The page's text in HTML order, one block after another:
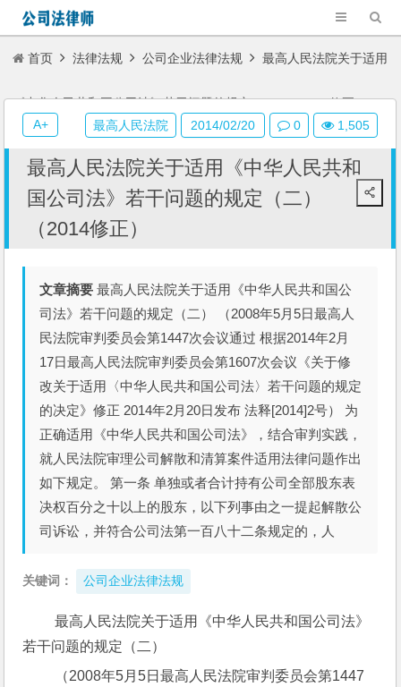
首页 法律法规 公司企业法律法规 最高人民法院关于适用
《中华人民共和国公司法》若干问题的规定（二）（2014修正）
最高人民法院关于适用《中华人民共和
国公司法》若干问题的规定（二）
（2014修正）
文章摘要 最高人民法院关于适用《中华人民共和国公
司法》若干问题的规定（二） （2008年5月5日最高人
民法院审判委员会第1447次会议通过 根据2014年2月
17日最高人民法院审判委员会第1607次会议《关于修
改关于适用〈中华人民共和国公司法〉若干问题的规定
的决定》修正 2014年2月20日发布 法释[2014]2号） 为
正确适用《中华人民共和国公司法》，结合审判实践，
就人民法院审理公司解散和清算案件适用法律问题作出
如下规定。 第一条 单独或者合计持有公司全部股东表
决权百分之十以上的股东，以下列事由之一提起解散公
司诉讼，并符合公司法第一百八十二条规定的，人
关键词： 公司企业法律法规
最高人民法院关于适用《中华人民共和国公司法》
若干问题的规定（二）
最高人民法院 2014/02/20 0 1,505
A+